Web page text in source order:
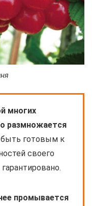
многих
размножается
готовым к
своего
промывается